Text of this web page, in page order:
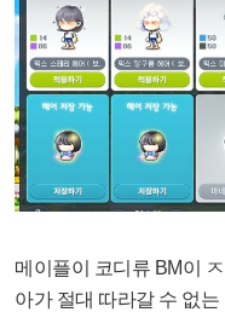
메이플이 코디류 BM이
아가 절대 따라갈 수 없는